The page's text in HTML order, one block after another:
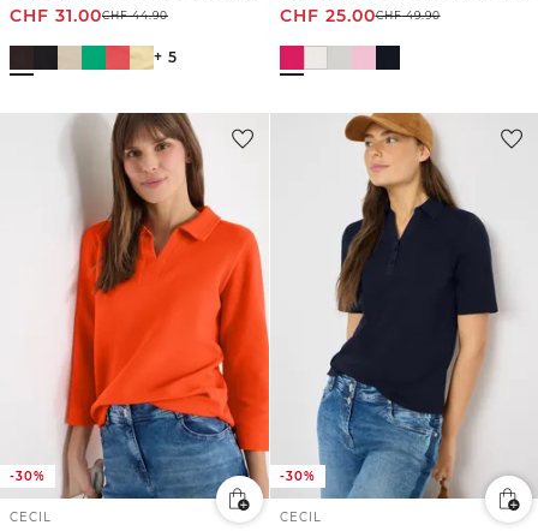
CHF 31.00CHF44.90
+ 5
CHF 25.00CHF49.90
-30%
CECIL
-30%
CECIL